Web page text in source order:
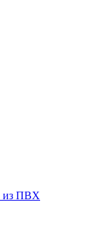
из ПВХ